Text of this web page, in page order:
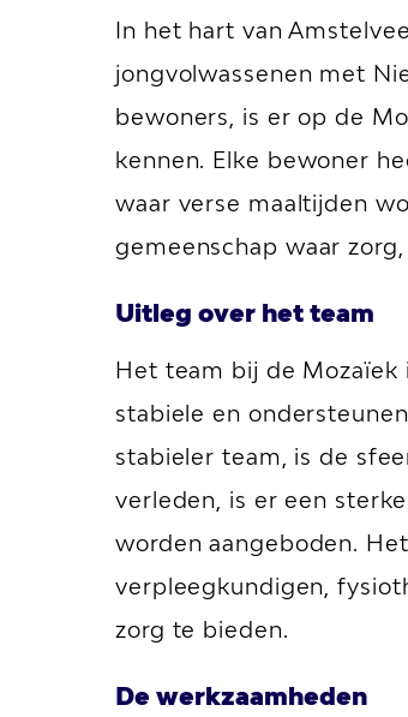
In het hart van
jongvolwassenen met
bewoners, is er op de
kennen. Elke bewoner
waar verse maaltijden
gemeenschap waar
Uitleg over het team
Het team bij de Mozaïek
stabiele en
stabieler team, is de
verleden, is er een
worden aangeboden.
verpleegkundigen,
zorg te bieden.
De werkzaamheden